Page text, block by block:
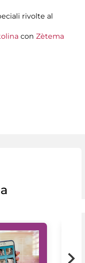
rivolte al
con Zètema